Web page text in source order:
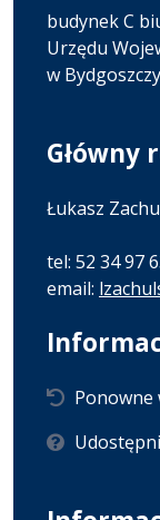
budynek C
Urzędu
w Bydgoszczy
Główny
Łukasz
tel: 52 34 97
email:
Ponowne